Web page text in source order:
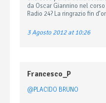
da Oscar Giannino nel
Radio 24? La ringrazio fin
3 Agosto 2012 at 10:26
Francesco_P
@PLACIDO BRUNO